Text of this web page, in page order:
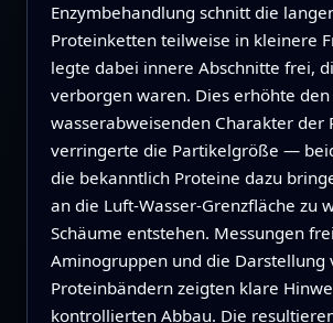
Enzymbehandlung schnitt die
Proteinketten teilweise in kleinere
legte dabei innere Abschnitte frei,
verborgen waren. Dies erhöhte den
wasserabweisenden Charakter der
verringerte die Partikelgröße —
die bekanntlich Proteine dazu
an die Luft‑Wasser‑Grenzfläche zu
Schäume entstehen. Messungen
Aminogruppen und die Darstellung
Proteinbändern zeigten klare
kontrollierten Abbau. Die